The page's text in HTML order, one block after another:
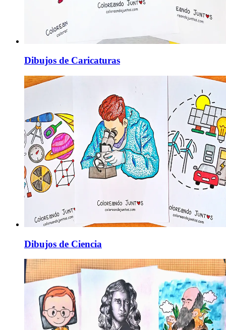
Dibujos de Caricaturas
Dibujos de Ciencia